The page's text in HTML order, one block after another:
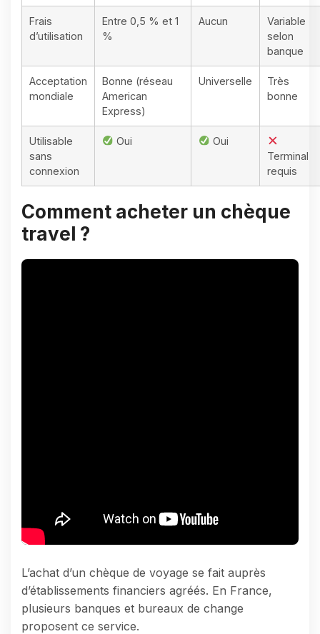
Frais
d’utilisation
Entre 0,5 % et 1
%
Aucun
Variable
selon
banque
Acceptation
mondiale
Bonne (réseau
American
Express)
Universelle
Très
bonne
Utilisable
sans
connexion
Oui
Oui
Terminal
requis
Comment acheter un chèque
travel ?
L’achat d’un chèque de voyage se fait auprès
d’établissements financiers agréés. En France,
plusieurs banques et bureaux de change
proposent ce service.